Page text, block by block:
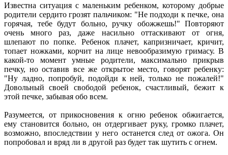
Известна ситуация с маленьким ребенком, которому добрые
родители сердито грозят пальчиком: "Не подходи к печке, она
горячая, тебе будут больно, ручку обожжешь!" Повторяют
очень много раз, даже насильно оттаскивают от огня,
шлепают по попке. Ребенок плачет, капризничает, кричит,
топает ножками, корчит на лице невообразимую гримасу. В
какой-то момент умные родители, максимально прикрыв
печку, но оставив все же открытое место, говорят ребенку:
"Ну ладно, попробуй, подойди к ней, только не пожалей!"
Довольный своей свободой ребенок, счастливый, бежит к
этой печке, забывая обо всем.
Разумеется, от прикосновения к огню ребенок обжигается,
ему становится больно, он отдергивает руку, громко плачет,
возможно, впоследствии у него останется след от ожога. Он
попробовал и вряд ли в другой раз будет так шутить с огнем.